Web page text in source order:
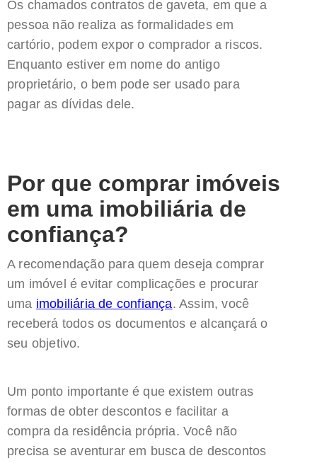
Os chamados contratos de gaveta, em que a
pessoa não realiza as formalidades em
cartório, podem expor o comprador a riscos.
Enquanto estiver em nome do antigo
proprietário, o bem pode ser usado para
pagar as dívidas dele.
Por que comprar imóveis
em uma imobiliária de
confiança?
A recomendação para quem deseja comprar
um imóvel é evitar complicações e procurar
uma imobiliária de confiança. Assim, você
receberá todos os documentos e alcançará o
seu objetivo.
Um ponto importante é que existem outras
formas de obter descontos e facilitar a
compra da residência própria. Você não
precisa se aventurar em busca de descontos